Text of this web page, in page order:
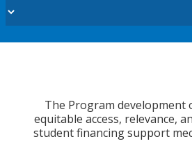
The Program
equitable access,
student financing